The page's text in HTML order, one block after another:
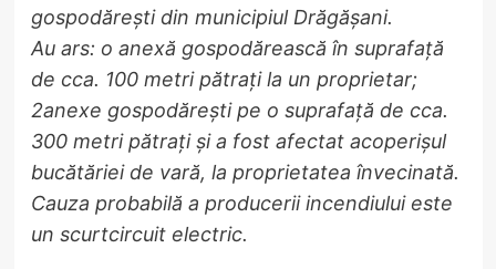
gospodărești din municipiul Drăgășani.
Au ars: o anexă gospodărească în suprafață
de cca. 100 metri pătrați la un proprietar;
2anexe gospodărești pe o suprafață de cca.
300 metri pătrați și a fost afectat acoperișul
bucătăriei de vară, la proprietatea învecinată.
Cauza probabilă a producerii incendiului este
un scurtcircuit electric.